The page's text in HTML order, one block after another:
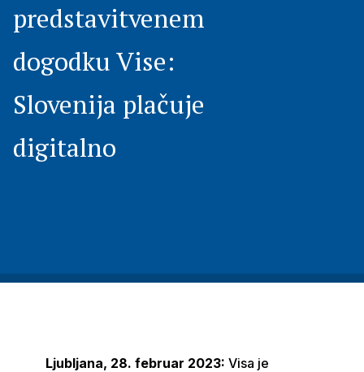
predstavitvenem
dogodku Vise:
Slovenija plačuje
digitalno
Ljubljana, 28. februar 2023:Visa je